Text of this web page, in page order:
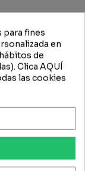
fines
en
de
Clica AQUÍ
las cookies